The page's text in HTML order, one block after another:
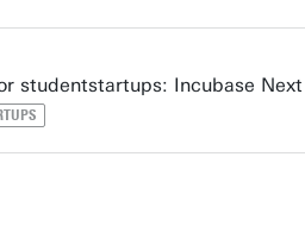
studentstartups: Incubase